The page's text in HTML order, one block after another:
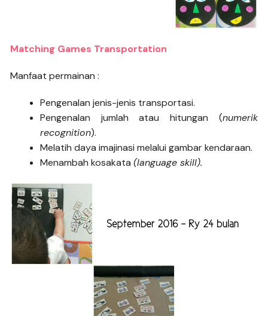
Matching Games Transportation
Manfaat permainan :
Pengenalan jenis-jenis transportasi.
Pengenalan jumlah atau hitungan (numerik
recognition).
Melatih daya imajinasi melalui gambar kendaraan.
Menambah kosakata(language skill).